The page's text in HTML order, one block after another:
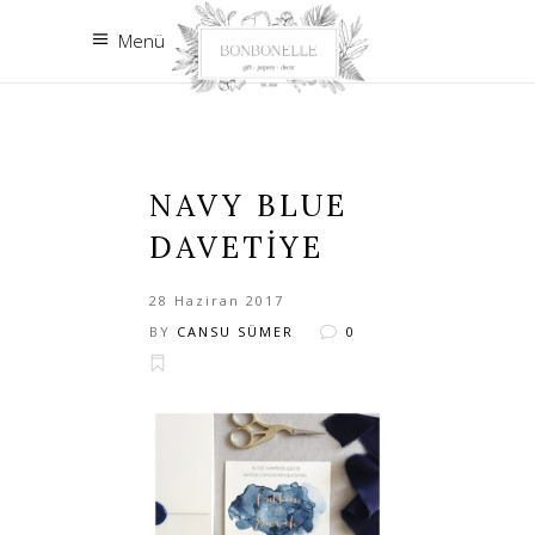
Menü
NAVY BLUE
DAVETIYE
28 Haziran 2017
BY CANSU SÜMER 0